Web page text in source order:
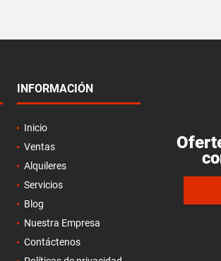
INFORMACIÓN
Inicio
Ventas
Alquileres
Servicios
Blog
Nuestra Empresa
Contáctenos